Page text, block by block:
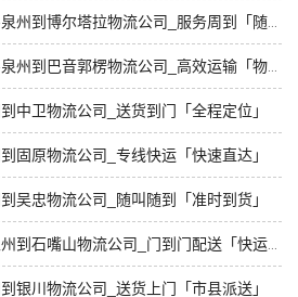
中卫物流公司_送货到门「全程定位」
固原物流公司_专线快运「快速直达」
吴忠物流公司_随叫随到「准时到货」
银川物流公司_送货上门「市县派送」